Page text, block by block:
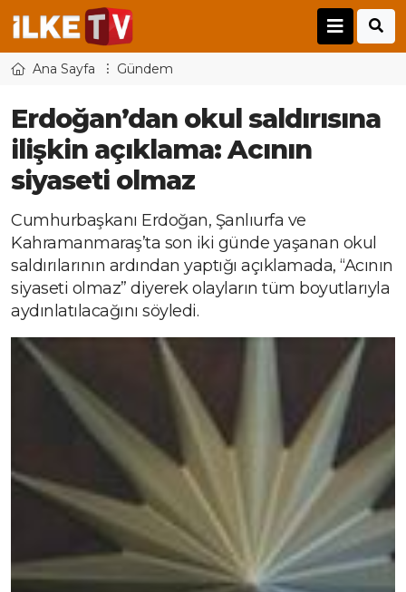
Ana Sayfa Gündem
Erdoğan’dan okul saldırısına
ilişkin açıklama: Acının
siyaseti olmaz
Cumhurbaşkanı Erdoğan, Şanlıurfa ve
Kahramanmaraş’ta son iki günde yaşanan okul
saldırılarının ardından yaptığı açıklamada, “Acının
siyaseti olmaz” diyerek olayların tüm boyutlarıyla
aydınlatılacağını söyledi.